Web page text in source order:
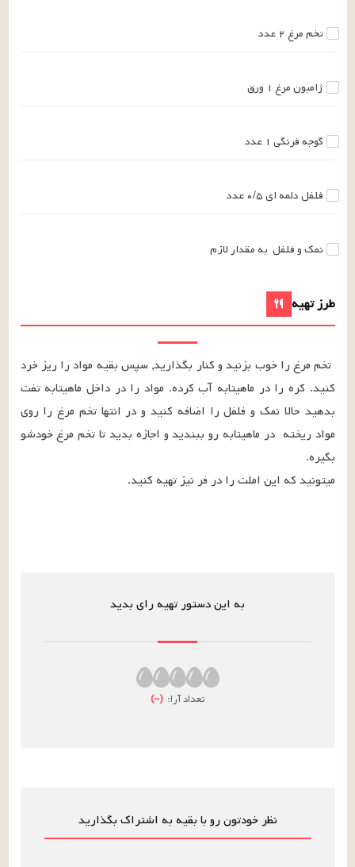
تخم مرغ ۲ عدد
ژامبون مرغ ۱ ورق
گوجه فرنگی ۱ عدد
فلفل دلمه ای۰/۵ عدد
نمک و فلفل به مقدار لازم
طرز تهیه
میتونید که این املت را در فر نیز تهیه کنید.
به این دستور تهیه رای بدید
تعداد آرا: (
–
)
نظر خودتون رو با بقیه به اشتراک بگذارید